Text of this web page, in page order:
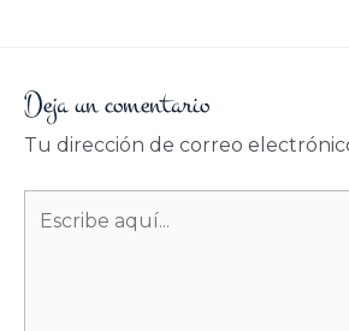
Deja un comentario
Tu dirección de correo
aquí...